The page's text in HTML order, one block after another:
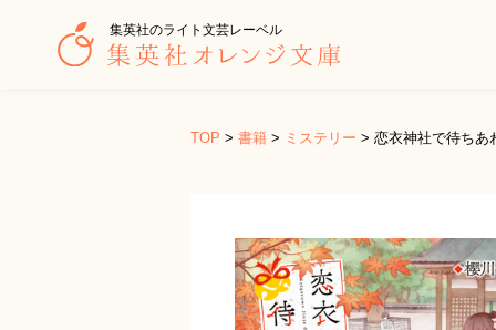
集英社のライト文芸レーベル
TOP > 書籍 > ミステリー > 恋衣神社で待ちあ